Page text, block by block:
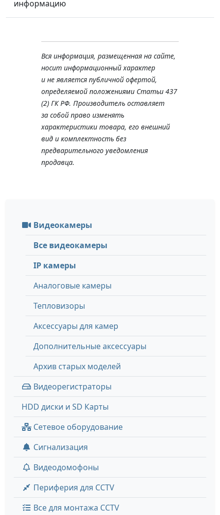
информацию
Вся информация, размещенная на сайте,
носит информационный характер
и не является публичной офертой,
определяемой положениями Статьи 437
(2) ГК РФ. Производитель оставляет
за собой право изменять
характеристики товара, его внешний
вид и комплектность без
предварительного уведомления
продавца.
Видеокамеры
Все видеокамеры
IP камеры
Аналоговые камеры
Тепловизоры
Аксессуары для камер
Дополнительные аксессуары
Архив старых моделей
Видеорегистраторы
HDD диски и SD Карты
Сетевое оборудование
Сигнализация
Видеодомофоны
Периферия для CCTV
Все для монтажа CCTV